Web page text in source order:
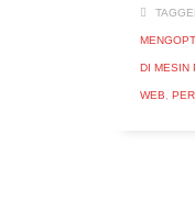
DI MESIN
WEB